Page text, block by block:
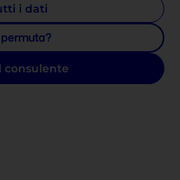
i dati
consulente